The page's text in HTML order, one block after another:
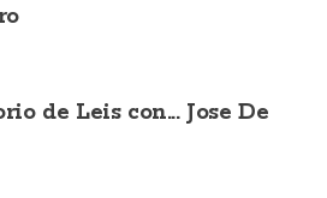
de Leis con... Jose De